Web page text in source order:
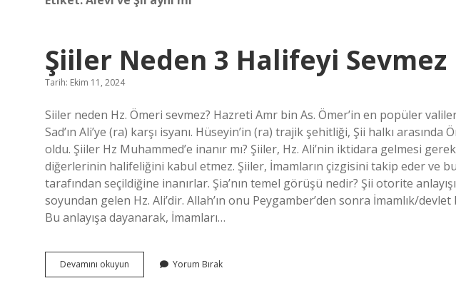
Şiiler Neden 3 Halifeyi Sevmez
Tarih: Ekim 11, 2024
Siiler neden Hz. Ömeri sevmez? Hazreti Amr bin As. Ömer’in en popüler
Sad’ın Ali’ye (ra) karşı isyanı. Hüseyin’in (ra) trajik şehitliği, Şii halkı
oldu. Şiiler Hz Muhammed’e inanır mı? Şiiler, Hz. Ali’nin iktidara gelmesi
diğerlerinin halifeliğini kabul etmez. Şiiler, İmamların çizgisini takip eder ve
tarafından seçildiğine inanırlar. Şia’nın temel görüşü nedir? Şii otorite
soyundan gelen Hz. Ali’dir. Allah’ın onu Peygamber’den sonra İmamlık/devlet
Bu anlayışa dayanarak, İmamları…
Devamını okuyun
Neden
Yorum Bırak